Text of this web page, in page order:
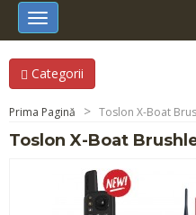
Toggle
navigation
Categorii
Prima Pagină Toslon X-Boat
Toslon X-Boat